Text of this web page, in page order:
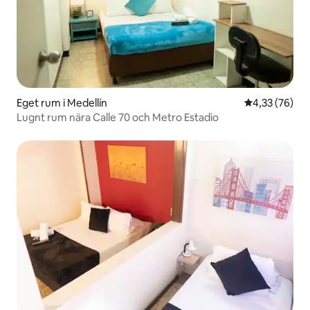
Eget rum i Medellín 4,33 av 5 i
4,33 (76)
Lugnt rum nära Calle 70 och Metro Estadio